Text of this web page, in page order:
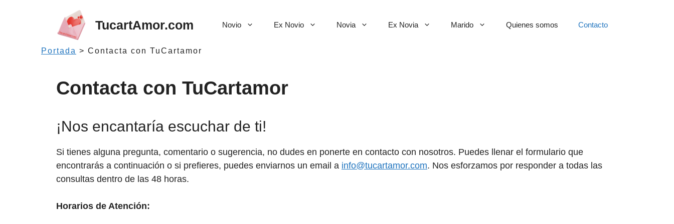
TucartAmor.com Novio Ex Novio Novia Ex Novia Marido Quienes somos Contacto
Portada > Contacta con TuCartamor
Contacta con TuCartamor
¡Nos encantaría escuchar de ti!
Si tienes alguna pregunta, comentario o sugerencia, no dudes en ponerte en contacto con nosotros. Puedes llenar el formulario que
encontrarás a continuación o si prefieres, puedes enviarnos un email a info@tucartamor.com. Nos esforzamos por responder a todas las
consultas dentro de las 48 horas.
Horarios de Atención: